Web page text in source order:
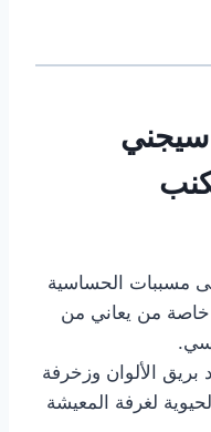
سيجني
مسببات الحساسية
من يعاني من
بريق الألوان وزخرفة
لغرفة المعيشة